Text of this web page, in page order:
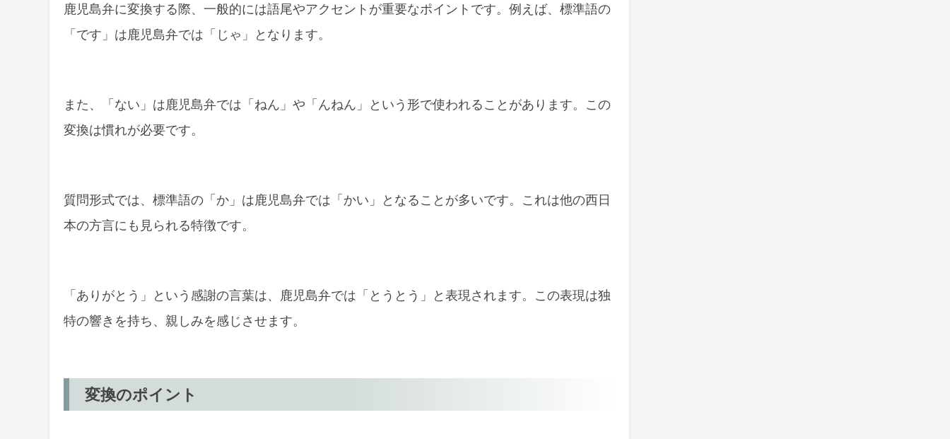
鹿児島弁に変換する際、一般的には語尾やアクセントが重要なポイントです。例えば、標準語の
「です」は鹿児島弁では「じゃ」となります。
また、「ない」は鹿児島弁では「ねん」や「んねん」という形で使われることがあります。この
変換は慣れが必要です。
質問形式では、標準語の「か」は鹿児島弁では「かい」となることが多いです。これは他の西日
本の方言にも見られる特徴です。
「ありがとう」という感謝の言葉は、鹿児島弁では「とうとう」と表現されます。この表現は独
特の響きを持ち、親しみを感じさせます。
変換のポイント